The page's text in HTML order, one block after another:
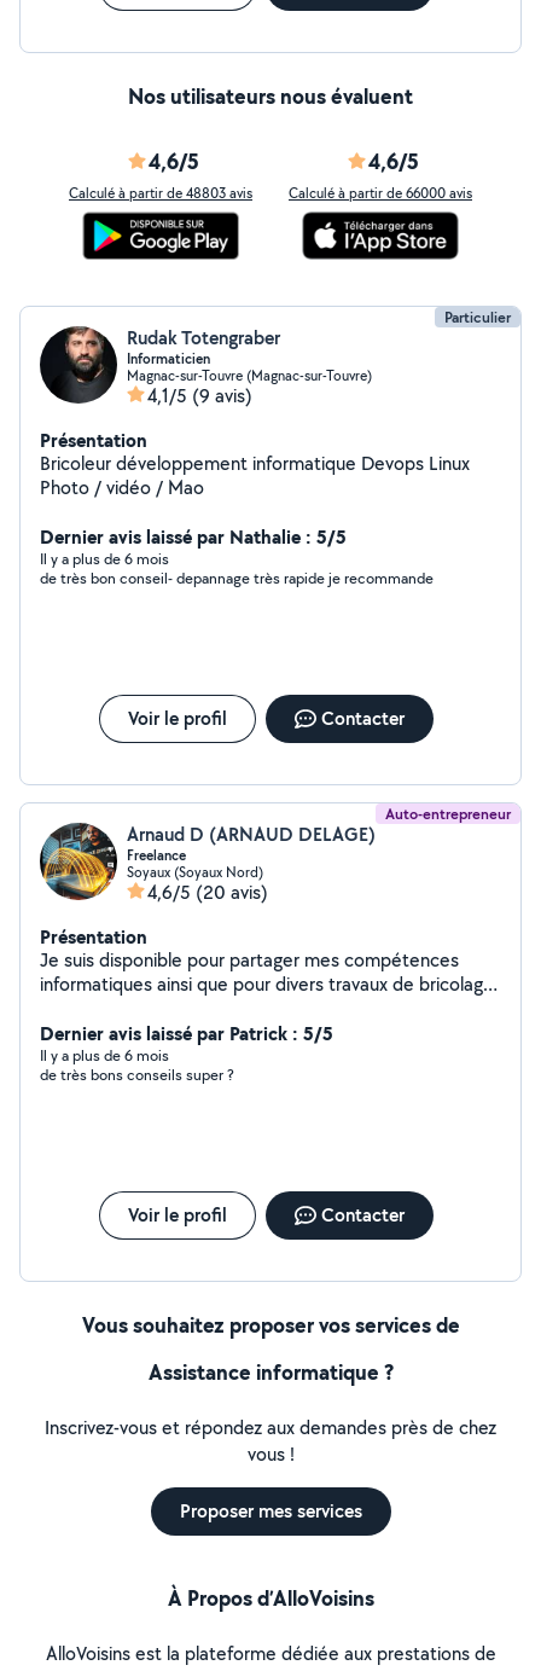
Nos utilisateurs nous évaluent
4,6/5
Calculé à partir de 48803 avis
4,6/5
Calculé à partir de 66000 avis
Particulier
Rudak Totengraber
Informaticien
Magnac-sur-Touvre (Magnac-sur-Touvre)
4,1/5 (9 avis)
Présentation
Bricoleur développement informatique Devops Linux
Photo / vidéo / Mao
Dernier avis laissé par Nathalie : 5/5
Il y a plus de 6 mois
de très bon conseil- depannage très rapide je recommande
Voir le profil Contacter
Auto-entrepreneur
Arnaud D (ARNAUD DELAGE)
Freelance
Soyaux (Soyaux Nord)
4,6/5 (20 avis)
Présentation
Je suis disponible pour partager mes compétences
informatiques ainsi que pour divers travaux de bricolage
Dernier avis laissé par Patrick : 5/5
Il y a plus de 6 mois
de très bons conseils super ?
Voir le profil Contacter
Vous souhaitez proposer vos services de
Assistance informatique ?
Inscrivez-vous et répondez aux demandes près de chez
vous !
Proposer mes services
À Propos d’AlloVoisins
AlloVoisins est la plateforme dédiée aux prestations de